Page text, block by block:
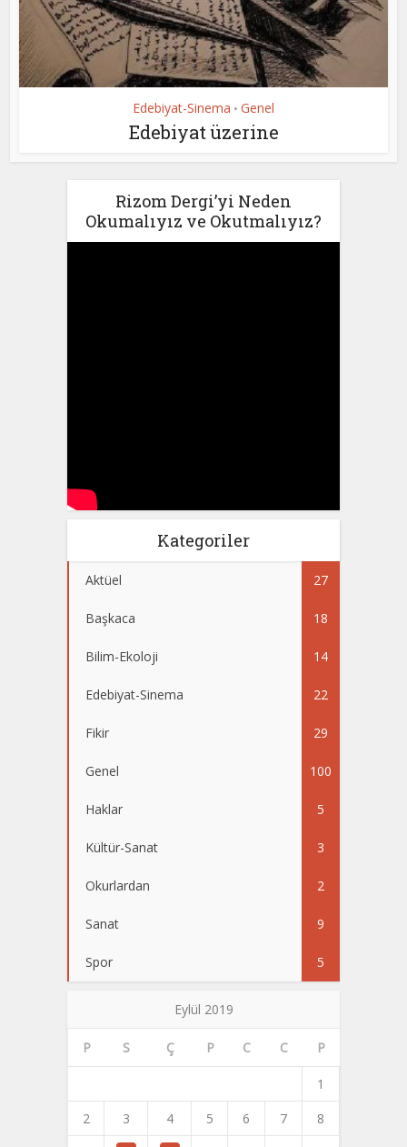
Edebiyat-Sinema • Genel
Edebiyat üzerine
Rizom Dergi’yi Neden
Okumalıyız ve Okutmalıyız?
Kategoriler
Aktüel 27
Başkaca 18
Bilim-Ekoloji 14
Edebiyat-Sinema 22
Fikir 29
Genel 100
Haklar 5
Kültür-Sanat 3
Okurlardan 2
Sanat 9
Spor 5
Eylül 2019
P S Ç P C C P
1
2
3 4 5 6 7
8